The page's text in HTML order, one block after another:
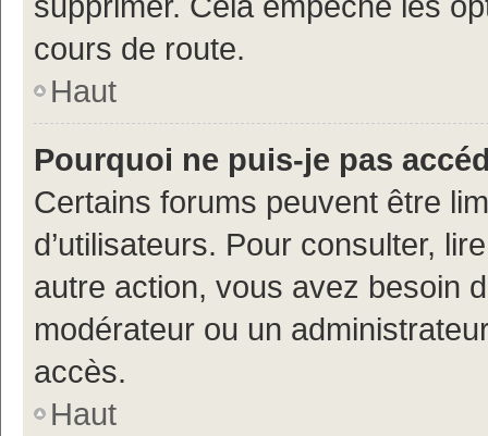
cours de route.
Haut
Pourquoi ne puis-je pas
Certains forums peuvent être
d’utilisateurs. Pour consulter,
autre action, vous avez besoin
modérateur ou un
accès.
Haut